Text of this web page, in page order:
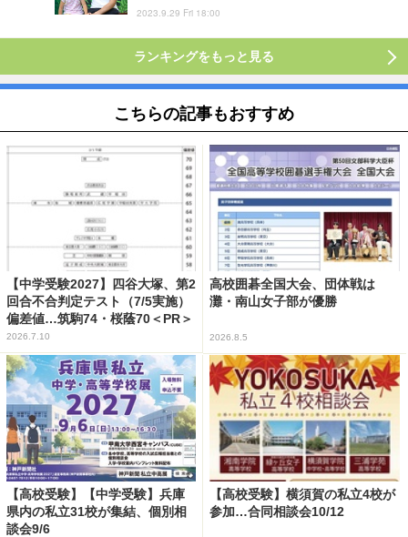
2023.9.29 Fri 18:00
ランキングをもっと見る
こちらの記事もおすすめ
【中学受験2027】四谷大塚、第2
回合不合判定テスト（7/5実施）
偏差値…筑駒74・桜蔭70＜PR＞
2026.7.10
高校囲碁全国大会、団体戦は
灘・南山女子部が優勝
2026.8.5
【高校受験】【中学受験】兵庫
県内の私立31校が集結、個別相
談会9/6
【高校受験】横須賀の私立4校が
参加…合同相談会10/12